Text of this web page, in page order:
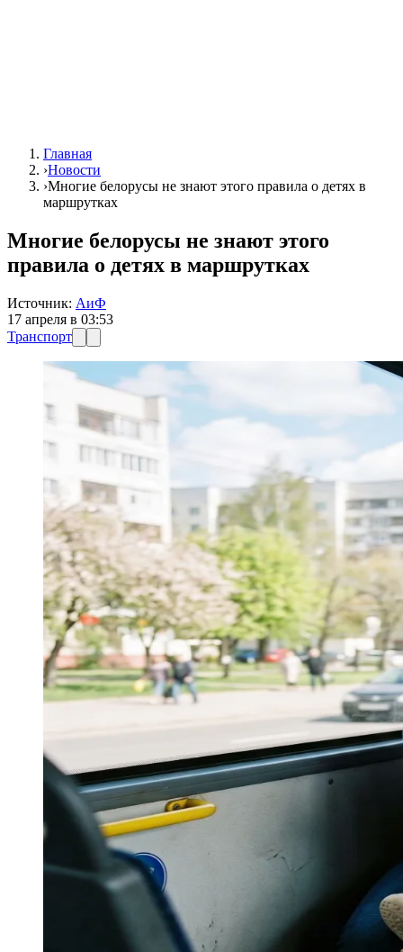
Главная
›Новости
›Многие белорусы не знают этого правила о детях в
маршрутках
Многие белорусы не знают этого
правила о детях в маршрутках
Источник: АиФ
17 апреля в 03:53
Транспорт